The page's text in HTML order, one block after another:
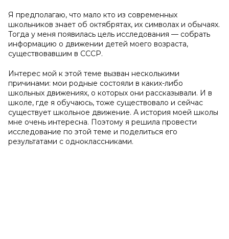
Я предполагаю, что мало кто из современных
школьников знает об октябрятах, их символах и обычаях.
Тогда у меня появилась цель исследования — собрать
информацию о движении детей моего возраста,
существовавшим в СССР.
Интерес мой к этой теме вызван несколькими
причинами: мои родные состояли в каких-либо
школьных движениях, о которых они рассказывали. И в
школе, где я обучаюсь, тоже существовало и сейчас
существует школьное движение. А история моей школы
мне очень интересна. Поэтому я решила провести
исследование по этой теме и поделиться его
результатами с одноклассниками.